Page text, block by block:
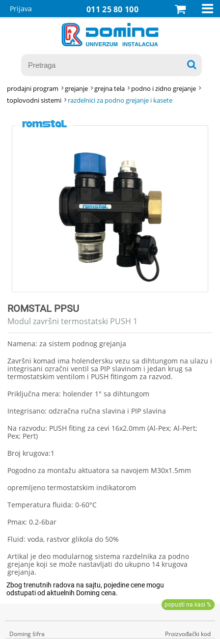
011 25 80 100
Prijava 

prodajni program grejanje grejna tela
podno i zidno grejanje
toplovodni sistemi
razdelnici za podno grejanje i kasete
ROMSTAL PPSU
Modul završni termostatski PUSH 1
Namena: za sistem podnog grejanja
Završni komad ima holendersku vezu sa dihtungom na ulazu i
integrisani ozračni ventil sa PIP slavinom i jedan krug sa
termostatskim ventilom i PUSH fitingom za razvod.
Priključna mera: holender 1" sa dihtungom
Integrisano: odzračna ručna slavina i PIP slavina
Na razvodu: PUSH fiting za cevi 16x2.0mm (Al-Pex; Al-Pert;
Pex; Pert)
Broj krugova:1
Pogodno za montažu aktuatora sa navojem M30x1.5mm
opremljeno termostatskim indikatorom
Temperatura fluida: 0-60°C
Pmax: 0.2-6bar
Fluid: voda, rastvor glikola do 50%
Artikal je deo modularnog sistema razdelnika za podno
grejanje koji se može nastavljati do ukupno 14 krugova
grejanja.